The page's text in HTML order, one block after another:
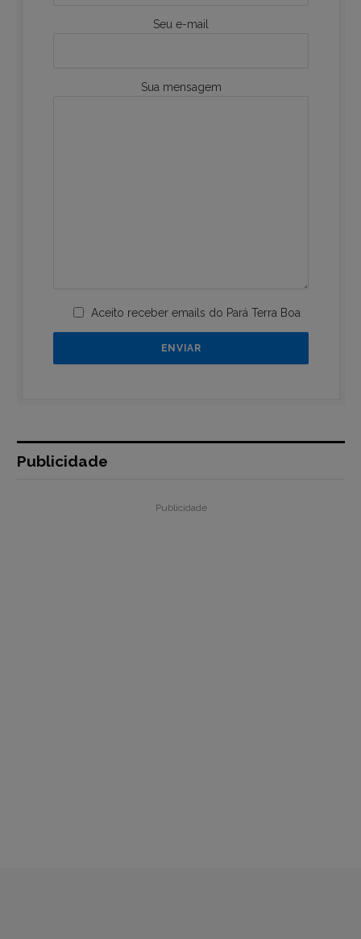
Seu e-mail
Sua mensagem
Aceito receber emails do Pará Terra Boa
Publicidade
Publicidade